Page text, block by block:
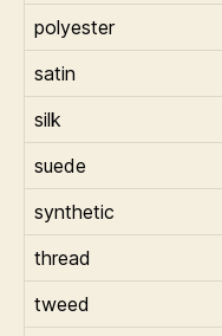
polyester
satin
silk
suede
synthetic
thread
tweed